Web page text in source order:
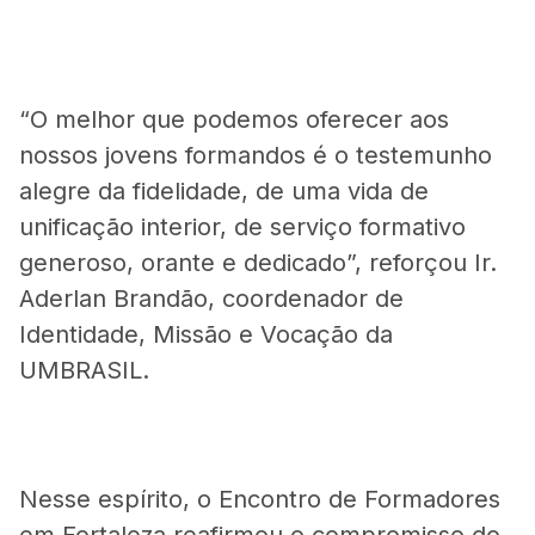
“O melhor que podemos oferecer aos
nossos jovens formandos é o testemunho
alegre da fidelidade, de uma vida de
unificação interior, de serviço formativo
generoso, orante e dedicado”, reforçou Ir.
Aderlan Brandão, coordenador de
Identidade, Missão e Vocação da
UMBRASIL.
Nesse espírito, o Encontro de Formadores